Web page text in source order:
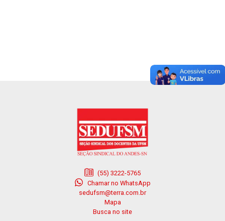
(55) 3222-5765
Chamar no WhatsApp
sedufsm@terra.com.br
Mapa
Busca no site